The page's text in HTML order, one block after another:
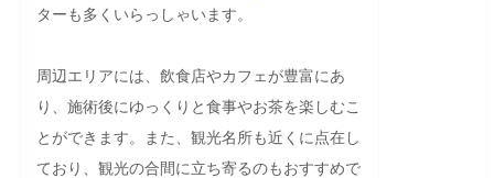
ターも多くいらっしゃいます。
周辺エリアには、飲食店やカフェが豊富にあ
り、施術後にゆっくりと食事やお茶を楽しむこ
とができます。また、観光名所も近くに点在し
ており、観光の合間に立ち寄るのもおすすめで